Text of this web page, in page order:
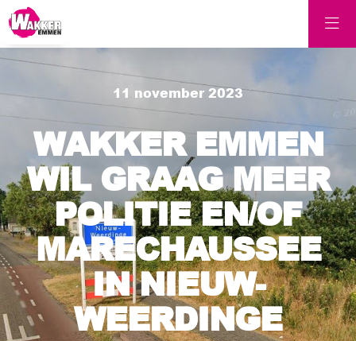
11 november 2023
WAKKER EMMEN
WIL GRAAG MEER
POLITIE EN/OF
MARECHAUSSEE
IN NIEUW-
WEERDINGE